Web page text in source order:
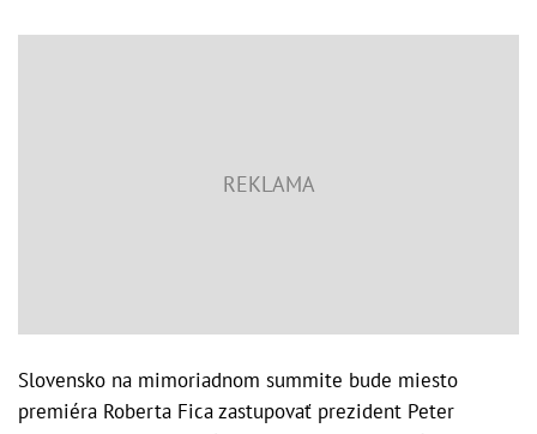
Slovensko na mimoriadnom summite bude miesto
premiéra Roberta Fica zastupovať prezident Peter